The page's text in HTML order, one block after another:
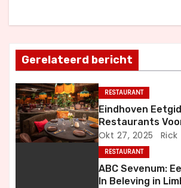
t
n
a
v
i
Gerelateerd bericht
RESTAURANT
Eindhoven
Restaurants
en Bijzondere
Okt 27, 2025 Rick
RESTAURANT
ABC Sevenum:
In Beleving in